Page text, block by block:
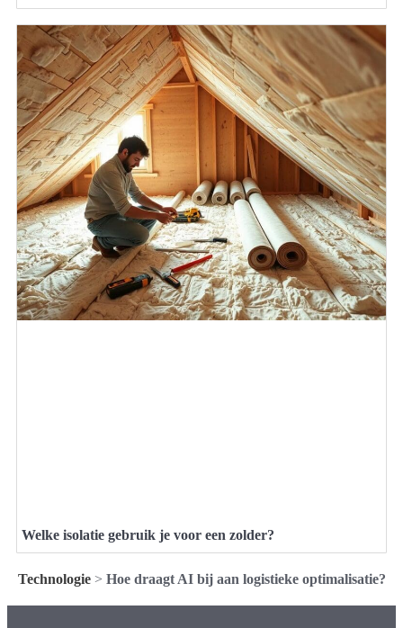
Welke isolatie gebruik je voor een zolder?
Technologie> Hoe draagt AI bij aan logistieke optimalisatie?